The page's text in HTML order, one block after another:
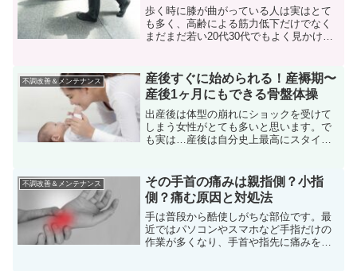
歩く時に膝が曲がっている人は実はとて
も多く、高齢による筋力低下だけでなく
まだまだ若い20代30代でもよく見かけま
しまいますよね。膝はどうして曲がって
しまうのでしょう？今...
不調改善＆メンテナンス
産後すぐに始められる！産褥期〜
産後1ヶ月にもできる骨盤体操
出産後は体型の崩れにショックを受けて
しまう女性がとても多いと思います。で
も実は…産後は自分史上最高にスタイル
味があります。産後の骨盤調整は女性に
とってとても重要で大切な...
不調改善＆メンテナンス
その手首の痛みは親指側？小指
側？痛む原因と対処法
手は普段から酷使しがちな部位です。最
近ではパソコンやスマホなど手指だけの
作業が多くなり、手首や指先に痛みを感